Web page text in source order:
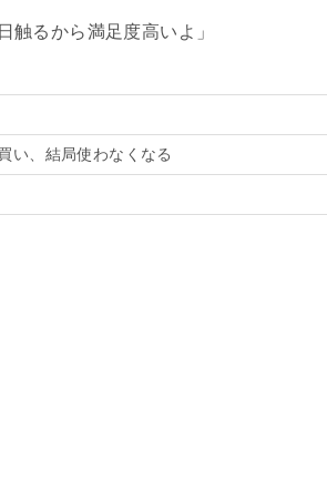
触るから満足度高いよ」
い、結局使わなくなる